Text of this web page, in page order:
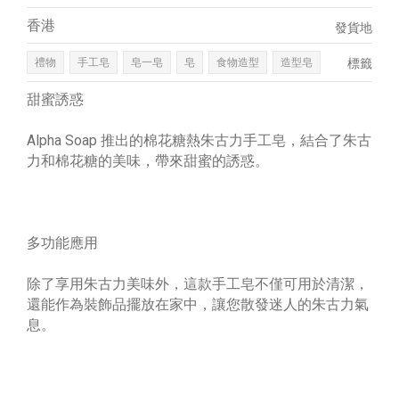
發貨地
香港
標籤
禮物 手工皂 皂一皂 皂 食物造型 造型皂
甜蜜誘惑
Alpha Soap 推出的棉花糖熱朱古力手工皂，結合了朱古
力和棉花糖的美味，帶來甜蜜的誘惑。
多功能應用
除了享用朱古力美味外，這款手工皂不僅可用於清潔，
還能作為裝飾品擺放在家中，讓您散發迷人的朱古力氣
息。